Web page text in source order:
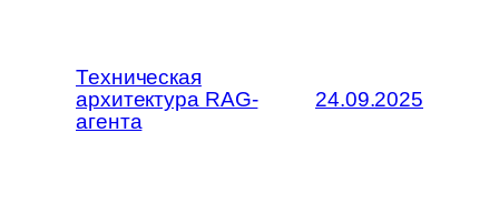
Техническая
архитектура RAG-
агента
24.09.2025